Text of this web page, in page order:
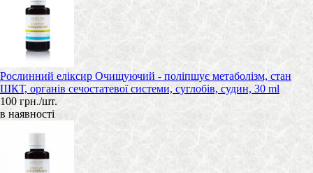
Рослинний еліксир Очищуючий - поліпшує метаболізм, стан
ШКТ, органів сечостатевої системи, суглобів, судин, 30 ml
100 грн./шт.
в наявності